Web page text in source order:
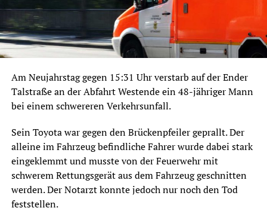
Am Neujahrstag gegen 15:31 Uhr verstarb auf der Ender
Talstraße an der Abfahrt Westende ein 48-jähriger Mann
bei einem schwereren Verkehrsunfall.
Sein Toyota war gegen den Brückenpfeiler geprallt. Der
alleine im Fahrzeug befindliche Fahrer wurde dabei stark
eingeklemmt und musste von der Feuerwehr mit
schwerem Rettungsgerät aus dem Fahrzeug geschnitten
werden. Der Notarzt konnte jedoch nur noch den Tod
feststellen.